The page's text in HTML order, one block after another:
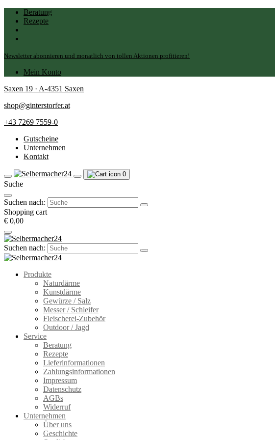
Beratung
Rezepte
Newsletter abonnieren und monatlich von tollen Aktionen profitieren!
Mein Konto
Saxen 19 · A-4351 Saxen
shop@ginterstorfer.at
+43 7269 7559-0
Gutscheine
Unternehmen
Kontakt
0
Suche
Suchen nach:
Shopping cart
€ 0,00
Suchen nach:
Produkte
Naturdärme
Kunstdärme
Gewürze / Salz
Messer / Schleifer
Fleischerei-Zubehör
Outdoor / Jagd
Service
Beratung
Rezepte
Lieferinformationen
Zahlungsinformationen
Impressum
Datenschutz
AGBs
Widerruf
Unternehmen
Über uns
Geschichte